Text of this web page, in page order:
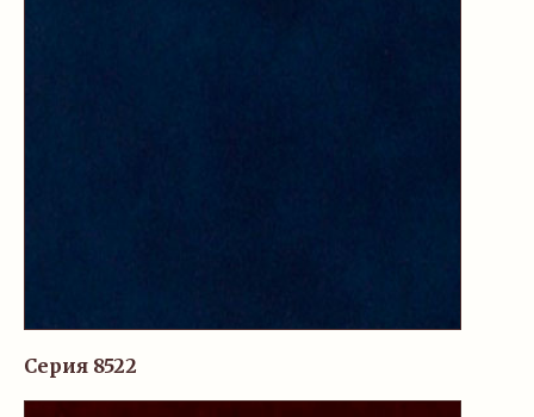
Серия 8522